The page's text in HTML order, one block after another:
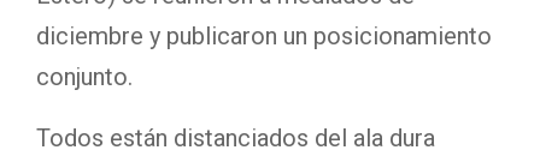
diciembre y publicaron un posicionamiento
conjunto.
Todos están distanciados del ala dura